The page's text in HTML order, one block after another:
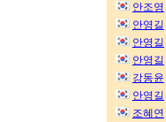
안조영
안영길
안영길
안영길
강동윤
안영길
조혜연